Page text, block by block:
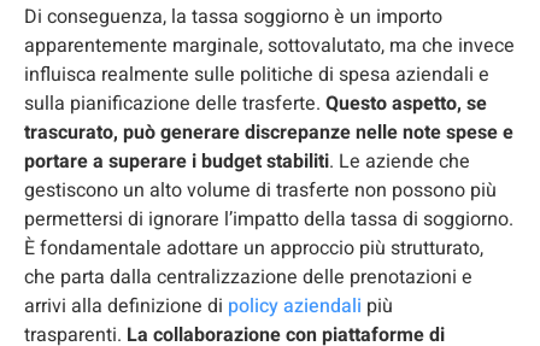
Di conseguenza, la tassa soggiorno è un importo
apparentemente marginale, sottovalutato, ma che invece
influisca realmente sulle politiche di spesa aziendali e
sulla pianificazione delle trasferte. Questo aspetto, se
trascurato, può generare discrepanze nelle note spese e
portare a superare i budget stabiliti. Le aziende che
gestiscono un alto volume di trasferte non possono più
permettersi di ignorare l’impatto della tassa di soggiorno.
È fondamentale adottare un approccio più strutturato,
che parta dalla centralizzazione delle prenotazioni e
arrivi alla definizione di policy aziendali più
trasparenti. La collaborazione con piattaforme di